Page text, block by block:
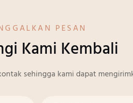
PESAN
Kami Kembali
sehingga kami dapat